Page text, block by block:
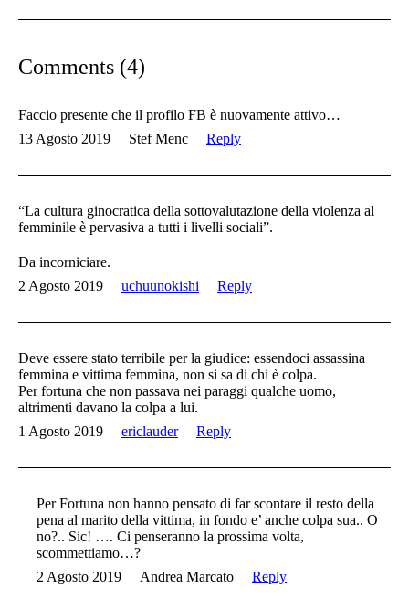
Comments (4)
Faccio presente che il profilo FB è nuovamente attivo…
13 Agosto 2019
Stef Menc Reply
“La cultura ginocratica della sottovalutazione della violenza al
femminile è pervasiva a tutti i livelli sociali”.
Da incorniciare.
2 Agosto 2019
uchuunokishi Reply
Deve essere stato terribile per la giudice: essendoci assassina
femmina e vittima femmina, non si sa di chi è colpa.
Per fortuna che non passava nei paraggi qualche uomo,
altrimenti davano la colpa a lui.
1 Agosto 2019
ericlauder Reply
Per Fortuna non hanno pensato di far scontare il resto della
pena al marito della vittima, in fondo e’ anche colpa sua.. O
no?.. Sic! …. Ci penseranno la prossima volta,
scommettiamo…?
2 Agosto 2019
Andrea Marcato Reply